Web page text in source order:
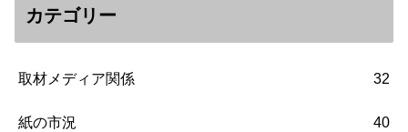
カテゴリー
取材メディア関係 32
紙の市況 40